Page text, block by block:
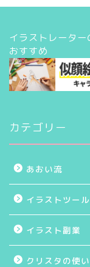
イラストレータ
おすすめ
カテゴリー
あおい流
イラストツール
イラスト副業
クリスタの使